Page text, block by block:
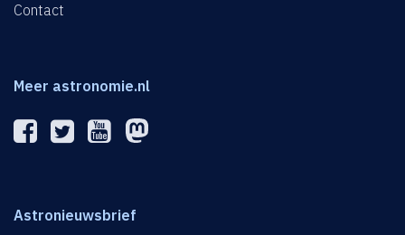
Contact
Meer astronomie.nl
Astronieuwsbrief